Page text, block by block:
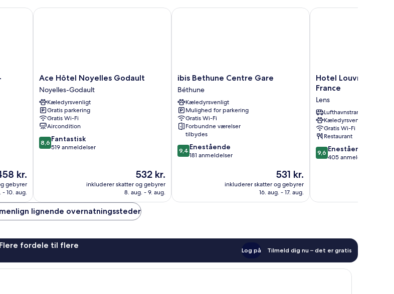
med
kr.
kr.
gebyrer
- 10. aug.
Ace
Hôtel
Noyelles
Godault
Noyelles-
Godault
Ace Hôtel Noyelles Godault
Noyelles-Godault
Kæledyrsvenligt
Gratis parkering
Gratis Wi-Fi
Aircondition
8.6
ud
8,6 Fantastisk
519 anmeldelser
Prisen
er
532 kr.
532 kr.
inkluderer skatter og gebyrer
8. aug. - 9. aug.
Ace Hôtel Noyelles Godault
ibis
Bethune
Centre
Gare
Béthune
ibis Bethune Centre Gare
Béthune
Kæledyrsvenligt
Mulighed for parkering
Gratis Wi-Fi
Forbundne værelser
tilbydes
9.4
ud
anmeldelser
9,4 Enestående
181 anmeldelser
Prisen
er
531 kr.
531 kr.
inkluderer skatter og gebyrer
16. aug. - 17. aug.
ibis Bethune Centre Gare
Hotel
Louvre
-
Esprit
de
France
Lens
Hotel Louvre Lens -
France
Lens
Lufthavnstransport
Kæledyrsvenligt
Gratis Wi-Fi
Restaurant
9.6
ud
anmeldelser
9,6 Enestående
405 anmeldelser
Hotel Louvre Lens -
lignende overnatningssteder
fordele til flere
Log på Tilmeld dig nu – det er gratis